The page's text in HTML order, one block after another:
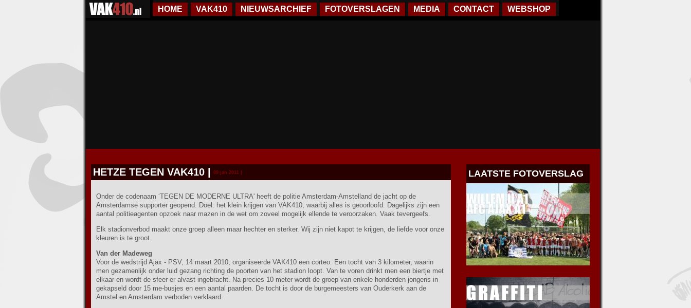
HOME VAK410 NIEUWSARCHIEF FOTOVERSLAGEN MEDIA CONTACT WEBSHOP
HETZE TEGEN VAK410 09 jan 2011 |
Onder de codenaam ‘TEGEN DE MODERNE ULTRA' heeft de politie Amsterdam-Amstelland de jacht op de
Amsterdamse supporter geopend. Doel: het klein krijgen van VAK410, waarbij alles is geoorloofd. Dagelijks zijn een
aantal politieagenten opzoek naar mazen in de wet om zoveel mogelijk ellende te veroorzaken. Vaak tevergeefs.
Elk stadionverbod maakt onze groep alleen maar hechter en sterker. Wij zijn niet kapot te krijgen, de liefde voor onze
kleuren is te groot.
Van der Madeweg
Voor de wedstrijd Ajax - PSV, 14 maart 2010, organiseerde VAK410 een corteo. Een tocht van 3 kilometer, waarin
men gezamenlijk onder luid gezang richting de poorten van het stadion loopt. Van te voren drinkt men een biertje met
elkaar en wordt de sfeer er alvast ingebracht. Na precies 10 meter wordt de groep van enkele honderden jongens in
gekapseld door 15 me-busjes en een aantal paarden. De tocht is door de burgemeesters van Ouderkerk aan de
Amstel en Amsterdam verboden verklaard.
LAATSTE FOTOVERSLAG